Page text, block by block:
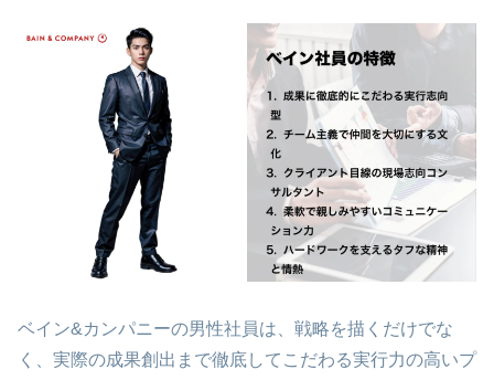
ベイン&カンパニーの男性社員は、戦略を描くだけでな
く、実際の成果創出まで徹底してこだわる実行力の高いプ